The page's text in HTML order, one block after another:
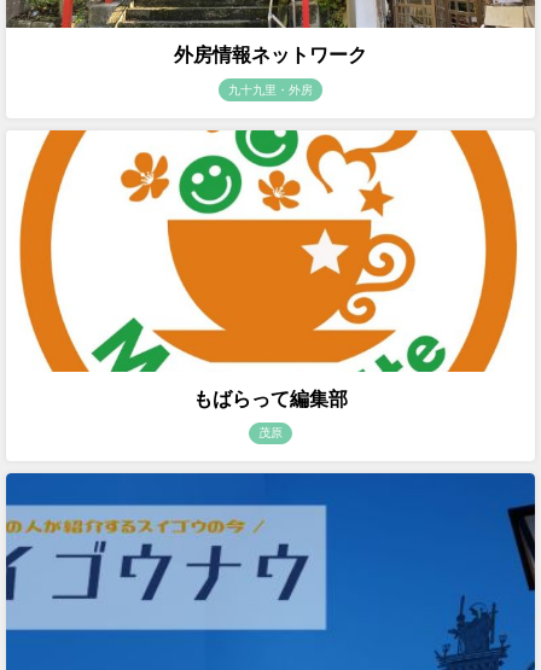
外房情報ネットワーク
九十九里・外房
もばらって編集部
茂原